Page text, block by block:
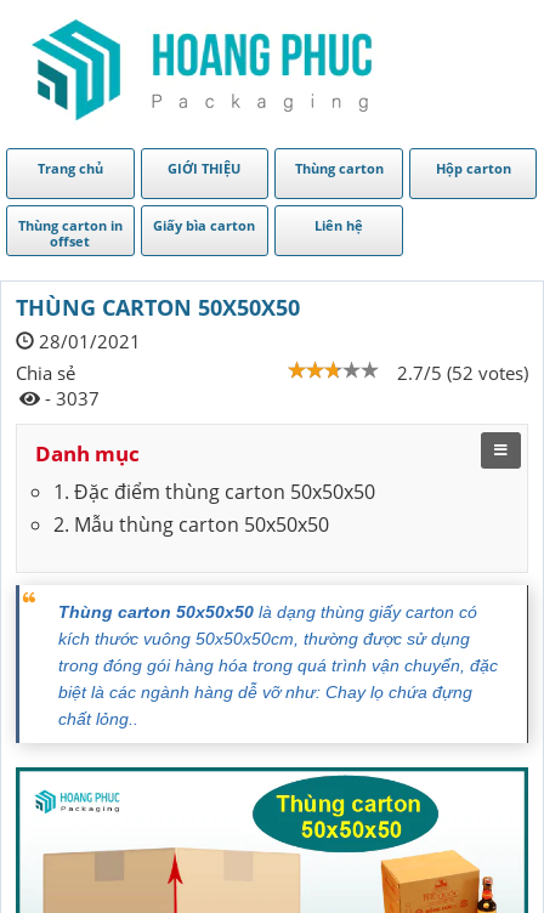
Trang chủ GIỚI THIỆU Thùng carton Hộp carton
Thùng carton in
offset
Giấy bìa carton Liên hệ
THÙNG CARTON 50X50X50
28/01/2021
2.7/5 (52 votes)
Chia sẻ
- 3037
Danh mục
1. Đặc điểm thùng carton 50x50x50
2. Mẫu thùng carton 50x50x50
Thùng carton 50x50x50 là dạng thùng giấy carton có
kích thước vuông 50x50x50cm, thường được sử dụng
trong đóng gói hàng hóa trong quá trình vận chuyển, đặc
biệt là các ngành hàng dễ vỡ như: Chay lọ chứa đựng
chất lỏng..